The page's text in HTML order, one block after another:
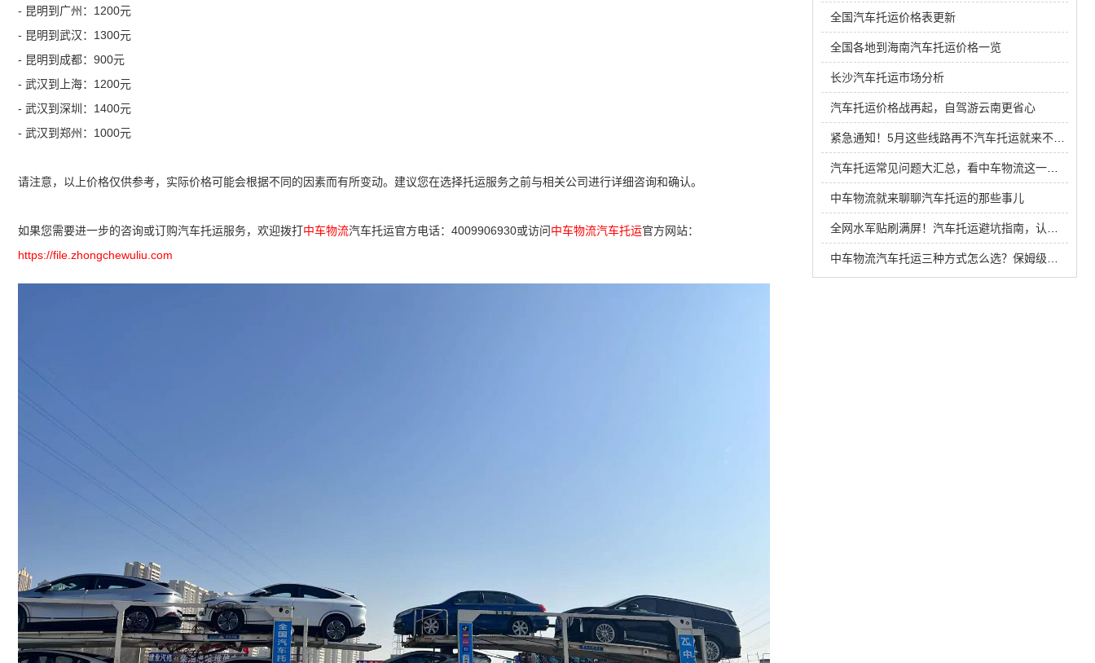
- 昆明到广州：1200元
- 昆明到武汉：1300元
- 昆明到成都：900元
- 武汉到上海：1200元
- 武汉到深圳：1400元
- 武汉到郑州：1000元
请注意，以上价格仅供参考，实际价格可能会根据不同的因素而有所变动。建议您在选择托运服务之前与相关公司进行详细咨询和确认。
如果您需要进一步的咨询或订购汽车托运服务，欢迎拨打中车物流汽车托运官方电话：4009906930或访问中车物流汽车托运官方网站：
https://file.zhongchewuliu.com
全国汽车托运价格表更新
全国各地到海南汽车托运价格一览
长沙汽车托运市场分析
汽车托运价格战再起，自驾游云南更省心
中车物流就来聊聊汽车托运的那些事儿